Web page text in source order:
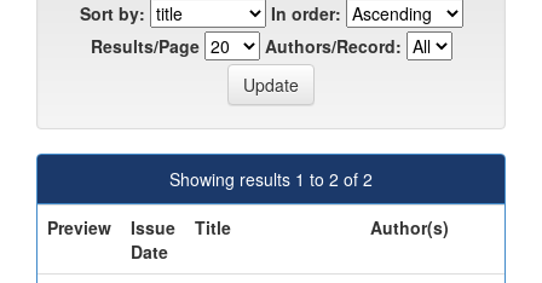
Sort by:
In order:
Results/Page
Authors/Record:
Showing results 1 to 2 of 2
Preview
Issue
Date
Title Author(s)